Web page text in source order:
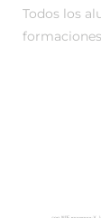
Todos los